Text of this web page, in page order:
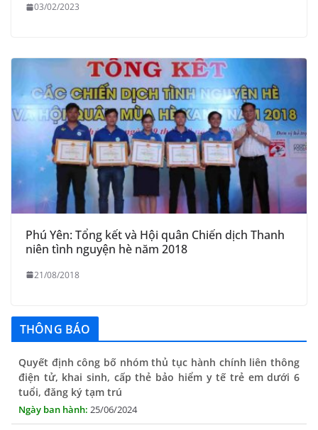
03/02/2023
Phú Yên: Tổng kết và Hội quân Chiến dịch Thanh
niên tình nguyện hè năm 2018
21/08/2018
THÔNG BÁO
Quyết định công bố nhóm thủ tục hành chính liên thông
điện tử, khai sinh, cấp thẻ bảo hiểm y tế trẻ em dưới 6
tuổi, đăng ký tạm trú